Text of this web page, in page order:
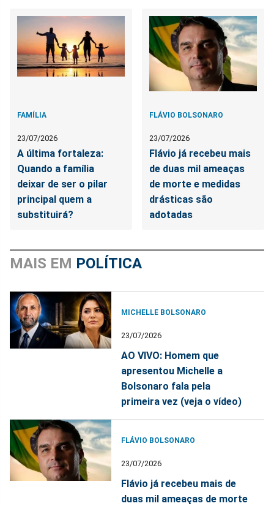
FAMÍLIA
23/07/2026
A última fortaleza:
Quando a família
deixar de ser o pilar
principal quem a
substituirá?
FLÁVIO BOLSONARO
23/07/2026
Flávio já recebeu mais
de duas mil ameaças
de morte e medidas
drásticas são
adotadas
MAIS EM POLÍTICA
MICHELLE BOLSONARO
23/07/2026
AO VIVO: Homem que
apresentou Michelle a
Bolsonaro fala pela
primeira vez (veja o vídeo)
FLÁVIO BOLSONARO
23/07/2026
Flávio já recebeu mais de
duas mil ameaças de morte